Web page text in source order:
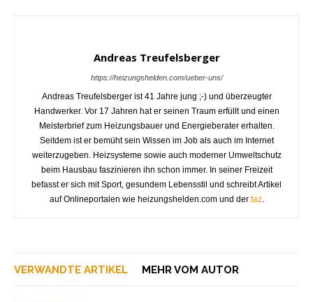
Andreas Treufelsberger
https://heizungshelden.com/ueber-uns/
Andreas Treufelsberger ist 41 Jahre jung ;-) und überzeugter
Handwerker. Vor 17 Jahren hat er seinen Traum erfüllt und einen
Meisterbrief zum Heizungsbauer und Energieberater erhalten.
Seitdem ist er bemüht sein Wissen im Job als auch im Internet
weiterzugeben. Heizsysteme sowie auch moderner Umweltschutz
beim Hausbau faszinieren ihn schon immer. In seiner Freizeit
befasst er sich mit Sport, gesundem Lebensstil und schreibt Artikel
auf Onlineportalen wie heizungshelden.com und der taz.
VERWANDTE ARTIKEL MEHR VOM AUTOR